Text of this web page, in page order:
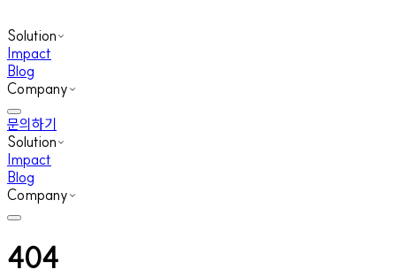
Solution
Impact
Blog
Company
문의하기
Solution
Impact
Blog
Company
404